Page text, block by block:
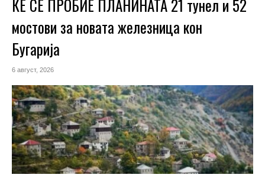
ЌЕ СЕ ПРОБИЕ ПЛАНИНАТА 21 тунел и 52
мостови за новата железница кон
Бугарија
6 август, 2026